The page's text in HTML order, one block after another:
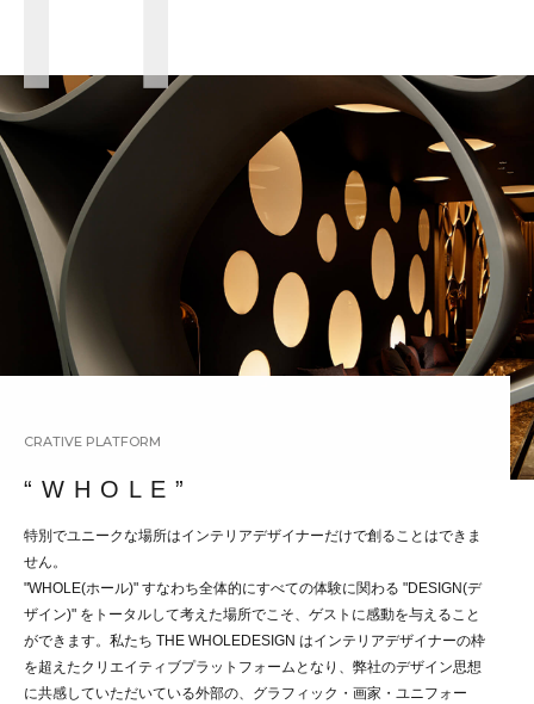
CRATIVE PLATFORM
“ W H O L E ”
特別でユニークな場所はインテリアデザイナーだけで創ることはできま
せん。
"WHOLE(ホール)" すなわち全体的にすべての体験に関わる "DESIGN(デ
ザイン)" をトータルして考えた場所でこそ、ゲストに感動を与えること
ができます。私たち THE WHOLEDESIGN はインテリアデザイナーの枠
を超えたクリエイティブプラットフォームとなり、弊社のデザイン思想
に共感していただいている外部の、グラフィック・画家・ユニフォー